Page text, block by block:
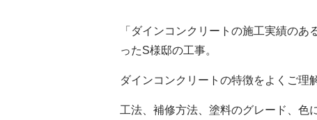
「ダインコンクリートの施工実績の
ったS様邸の工事。
ダインコンクリートの特徴をよくご理
工法、補修方法、塗料のグレード、色